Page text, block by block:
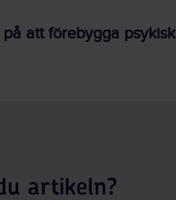
att förebygga psykisk
artikeln?